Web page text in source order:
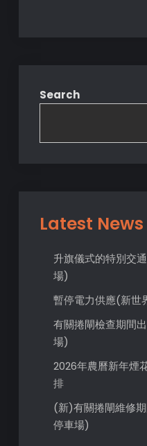
Search
Latest News
升旗儀式的特別交
場)
暫停電力供應(新世
有關捲閘檢查期間
場)
2026年農曆新年煙
排
(新)有關捲閘維修
停車場)